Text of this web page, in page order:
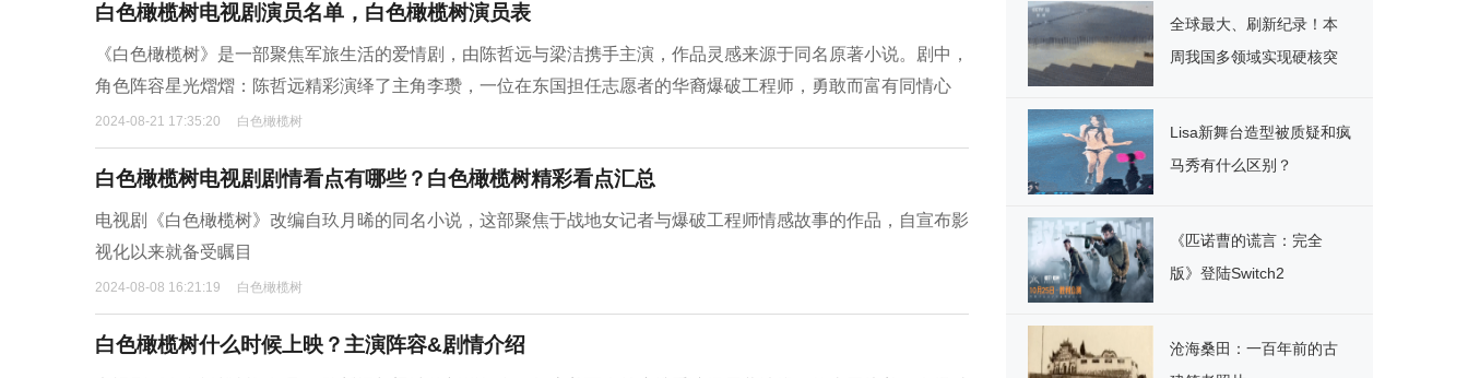
白色橄榄树电视剧演员名单，白色橄榄树演员表
《白色橄榄树》是一部聚焦军旅生活的爱情剧，由陈哲远与梁洁携手主演，作品灵感来源于同名原著小说。剧中，
角色阵容星光熠熠：陈哲远精彩演绎了主角李瓒，一位在东国担任志愿者的华裔爆破工程师，勇敢而富有同情心
2024-08-21 17:35:20 白色橄榄树
白色橄榄树电视剧剧情看点有哪些？白色橄榄树精彩看点汇总
电视剧《白色橄榄树》改编自玖月晞的同名小说，这部聚焦于战地女记者与爆破工程师情感故事的作品，自宣布影
视化以来就备受瞩目
2024-08-08 16:21:19 白色橄榄树
白色橄榄树什么时候上映？主演阵容&剧情介绍
全球最大、刷新纪录！本
周我国多领域实现硬核突
Lisa新舞台造型被质疑和疯
马秀有什么区别？
《匹诺曹的谎言：完全
版》登陆Switch2
沧海桑田：一百年前的古